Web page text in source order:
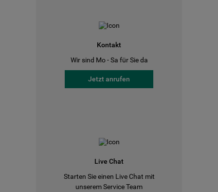
Kontakt
Wir sind Mo - Sa für Sie da
Jetzt anrufen
Live Chat
Starten Sie einen Live Chat mit
unserem Service Team